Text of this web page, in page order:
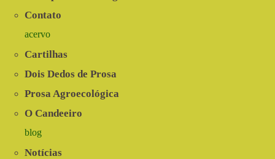
Contato
acervo
Cartilhas
Dois Dedos de Prosa
Prosa Agroecológica
O Candeeiro
blog
Notícias